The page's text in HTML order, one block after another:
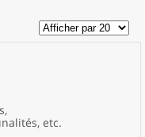
etc.